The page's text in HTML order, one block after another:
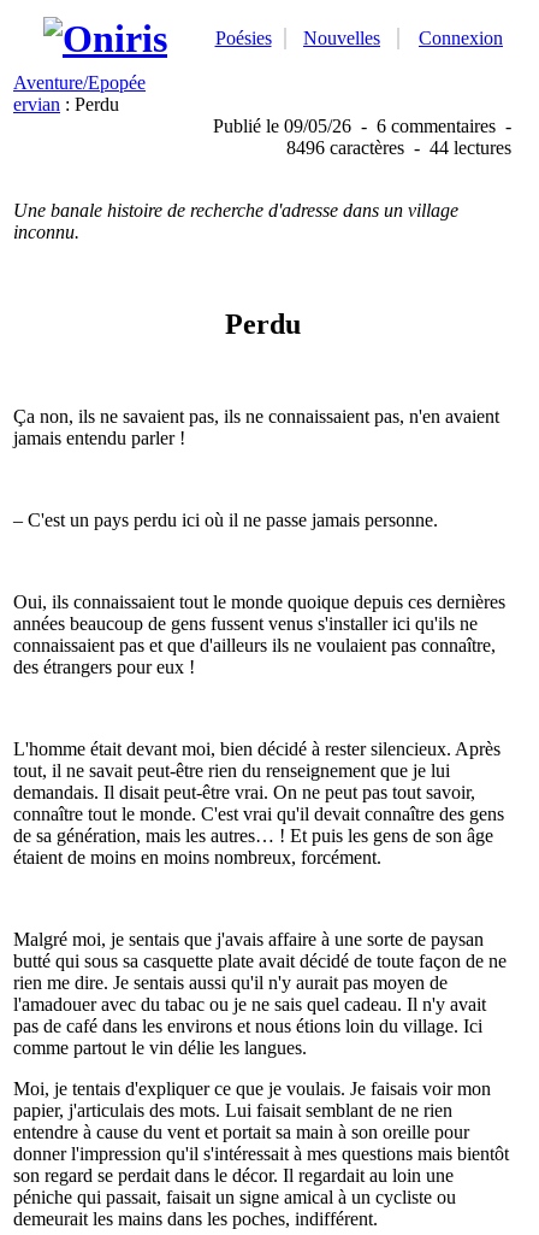
Poésies Nouvelles Connexion
Aventure/Epopée
ervian : Perdu
Publié le 09/05/26 - 6 commentaires -
8496 caractères - 44 lectures
Une banale histoire de recherche d'adresse dans un village
inconnu.
Perdu
Ça non, ils ne savaient pas, ils ne connaissaient pas, n'en avaient
jamais entendu parler !
– C'est un pays perdu ici où il ne passe jamais personne.
Oui, ils connaissaient tout le monde quoique depuis ces dernières
années beaucoup de gens fussent venus s'installer ici qu'ils ne
connaissaient pas et que d'ailleurs ils ne voulaient pas connaître,
des étrangers pour eux !
L'homme était devant moi, bien décidé à rester silencieux. Après
tout, il ne savait peut-être rien du renseignement que je lui
demandais. Il disait peut-être vrai. On ne peut pas tout savoir,
connaître tout le monde. C'est vrai qu'il devait connaître des gens
de sa génération, mais les autres… ! Et puis les gens de son âge
étaient de moins en moins nombreux, forcément.
Malgré moi, je sentais que j'avais affaire à une sorte de paysan
butté qui sous sa casquette plate avait décidé de toute façon de ne
rien me dire. Je sentais aussi qu'il n'y aurait pas moyen de
l'amadouer avec du tabac ou je ne sais quel cadeau. Il n'y avait
pas de café dans les environs et nous étions loin du village. Ici
comme partout le vin délie les langues.
Moi, je tentais d'expliquer ce que je voulais. Je faisais voir mon
papier, j'articulais des mots. Lui faisait semblant de ne rien
entendre à cause du vent et portait sa main à son oreille pour
donner l'impression qu'il s'intéressait à mes questions mais bientôt
son regard se perdait dans le décor. Il regardait au loin une
péniche qui passait, faisait un signe amical à un cycliste ou
demeurait les mains dans les poches, indifférent.